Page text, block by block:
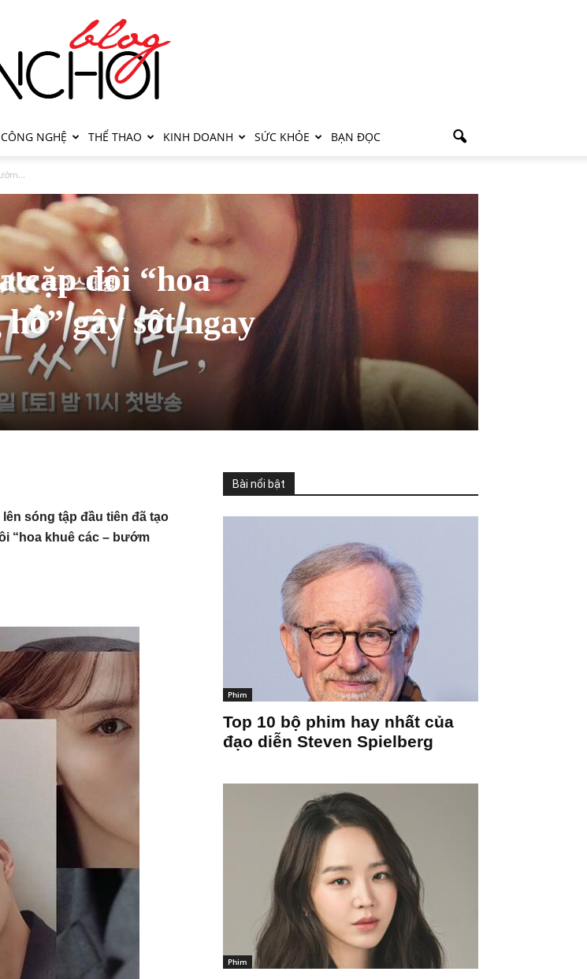
CÔNG NGHỆ THỂ THAO KINH DOANH SỨC KHỎE BẠN ĐỌC
cặp đôi “hoa
gây sốt ngay
sóng tập đầu tiên đã tạo
“hoa khuê các – bướm
Bài nổi bật
Phim
Top 10 bộ phim hay nhất của
đạo diễn Steven Spielberg
Phim